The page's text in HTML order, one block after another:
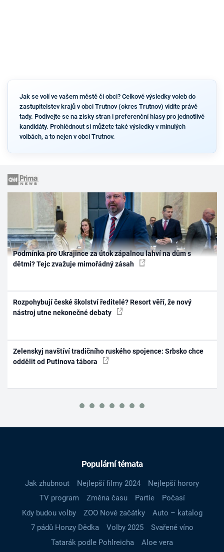
Jak se volí ve vašem městě či obci? Celkové výsledky voleb do
zastupitelstev krajů v obci Trutnov (okres Trutnov) vidíte právě
tady. Podívejte se na zisky stran i preferenční hlasy pro jednotlivé
kandidáty. Prohlédnout si můžete také výsledky v minulých
volbách, a to nejen v obci Trutnov.
Podmínka pro Ukrajince za útok zápalnou lahví na dům s
dětmi? Tejc zvažuje mimořádný zásah
Rozpohybují české školství ředitelé? Resort věří, že nový
nástroj utne nekonečné debaty
Zelenskyj navštíví tradičního ruského spojence: Srbsko chce
oddělit od Putinova tábora
Populární témata
Jak zhubnout Nejlepší filmy 2024
Nejlepší horory
TV program
Změna času Partie
Počasí
Kdy budou volby
ZOO Nové začátky
Auto – katalog
7 pádů Honzy Dědka
Volby 2025
Svařené víno
Tatarák podle Pohlreicha
Aloe vera